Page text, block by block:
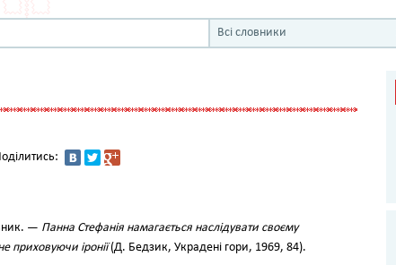
Всі словники
— Панна Стефанія намагається наслідувати своєму
приховуючи іронії(Д. Бедзик, Украдені гори, 1969, 84).